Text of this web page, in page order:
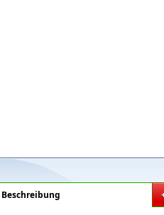
Beschreibung